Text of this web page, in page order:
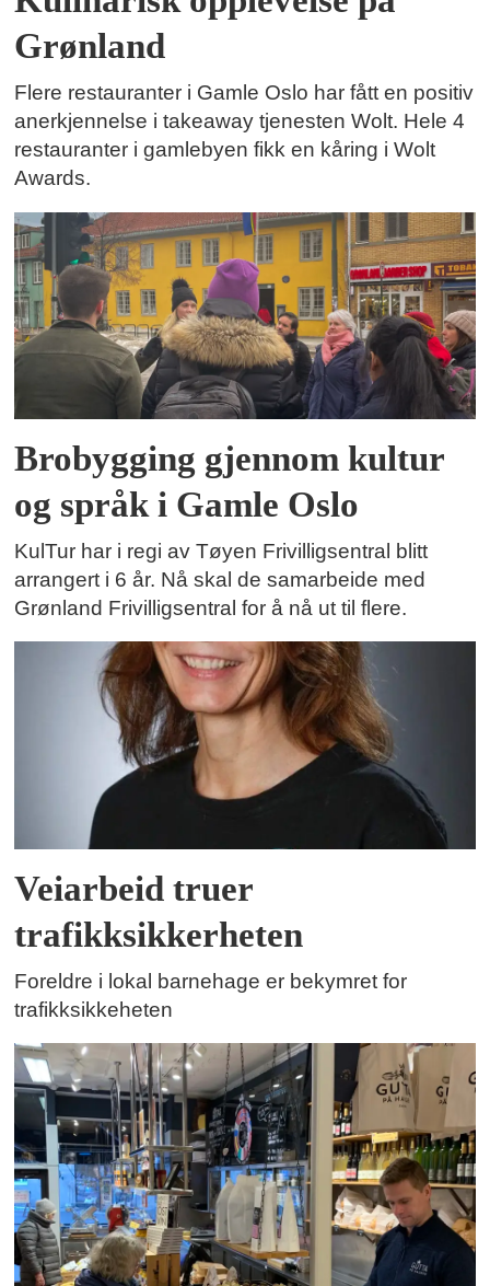
Grønland
Flere restauranter i Gamle Oslo har fått en positiv
anerkjennelse i takeaway tjenesten Wolt. Hele 4
restauranter i gamlebyen fikk en kåring i Wolt
Awards.
Brobygging gjennom kultur
og språk i Gamle Oslo
KulTur har i regi av Tøyen Frivilligsentral blitt
arrangert i 6 år. Nå skal de samarbeide med
Grønland Frivilligsentral for å nå ut til flere.
Veiarbeid truer
trafikksikkerheten
Foreldre i lokal barnehage er bekymret for
trafikksikkeheten